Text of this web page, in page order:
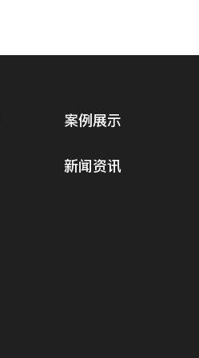
案例展示
新闻资讯